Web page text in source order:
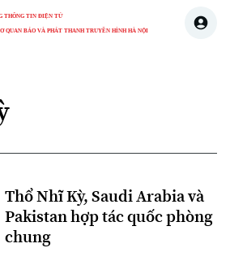
THÔNG TIN ĐIỆN TỬ
QUAN BÁO VÀ PHÁT THANH TRUYỀN HÌNH HÀ NỘI
Thổ Nhĩ Kỳ, Saudi Arabia và
Pakistan hợp tác quốc phòng
chung